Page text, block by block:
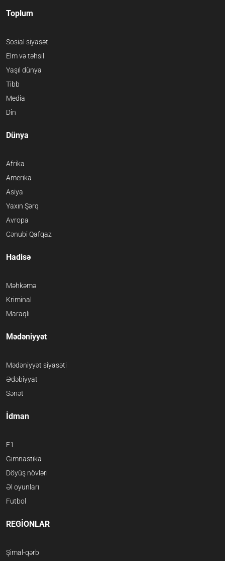
Toplum
Sosial siyasət
Elm və təhsil
Yaşıl dünya
Tibb
Media
Din
Dünya
Afrika
Amerika
Asiya
Yaxın Şərq
Avropa
Cənubi Qafqaz
Hadisə
Məhkəmə
Kriminal
Maraqlı
Mədəniyyət
Mədəniyyət siyasəti
Ədəbiyyat
Sənət
İdman
F1
Gimnastika
Döyüş növləri
Əl oyunları
Futbol
REGİONLAR
Şimal-qərb